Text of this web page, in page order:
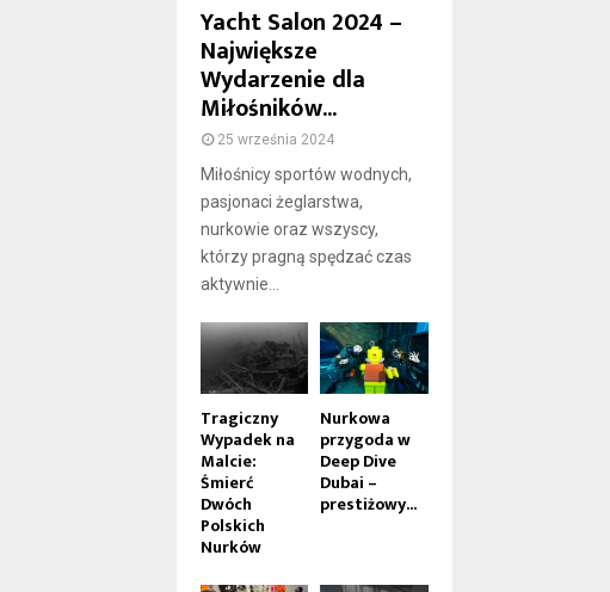
Yacht Salon 2024 –
Największe
Wydarzenie dla
Miłośników...
25 września 2024
Miłośnicy sportów wodnych,
pasjonaci żeglarstwa,
nurkowie oraz wszyscy,
którzy pragną spędzać czas
aktywnie...
Tragiczny
Wypadek na
Malcie:
Śmierć
Dwóch
Polskich
Nurków
Nurkowa
przygoda w
Deep Dive
Dubai –
prestiżowy...